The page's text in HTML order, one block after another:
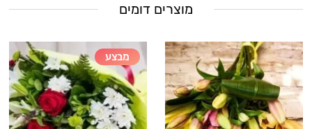
מוצרים דומים
מבצע